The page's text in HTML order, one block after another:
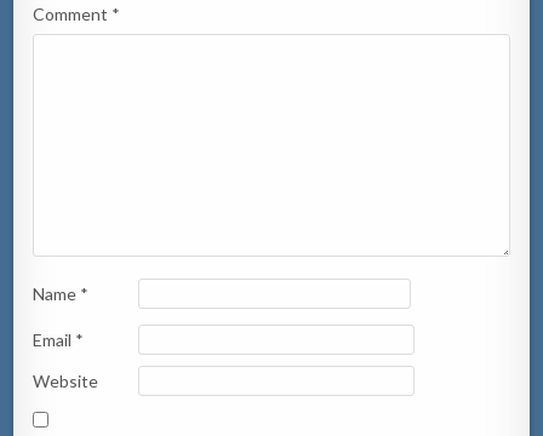
Comment *
Name *
Email *
Website